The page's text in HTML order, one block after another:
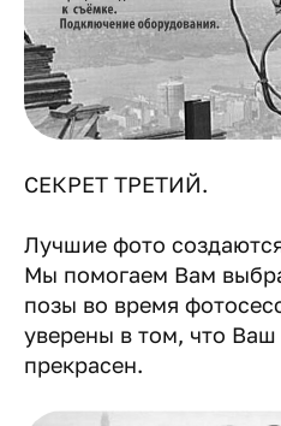
СЕКРЕТ ТРЕТИЙ.
Лучшие фото
Мы помогаем Вам
позы во время
уверены в том, что
прекрасен.